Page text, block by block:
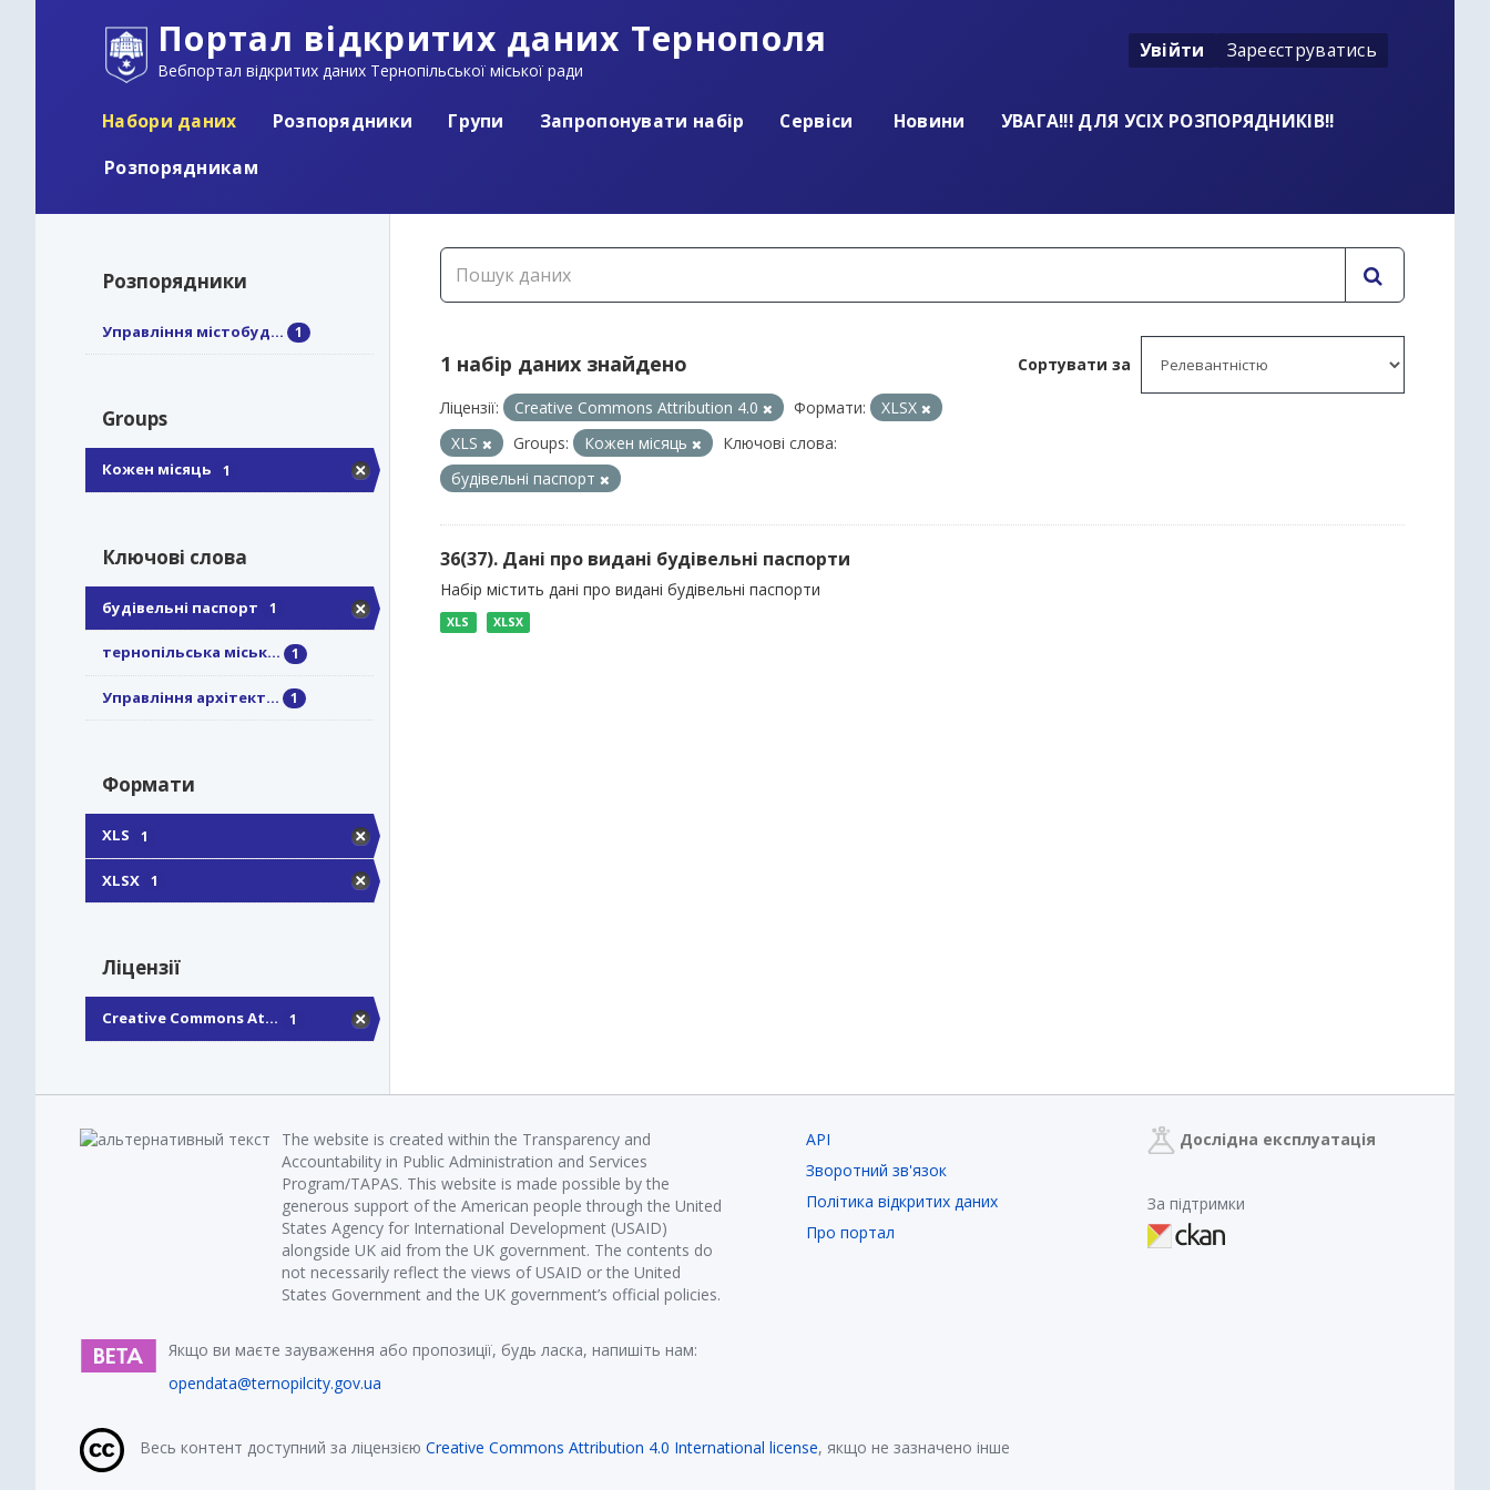
Портал відкритих даних Тернополя
Вебпортал відкритих даних Тернопільської міської ради
Увійти Зареєструватись
Набори даних Розпорядники Групи Запропонувати набір Сервіси Новини
УВАГА!!! ДЛЯ УСІХ РОЗПОРЯДНИКІВ!!
Розпорядникам
Розпорядники
Управління містобуд... 1
Groups
Кожен місяць 1
Ключові слова
будівельні паспорт 1
тернопільська міськ... 1
Управління архітект... 1
Формати
XLS 1
XLSX 1
Ліцензії
Creative Commons At... 1
Сортувати за
1 набір даних знайдено
Ліцензії: Creative Commons Attribution 4.0 Формати:
XLSX
XLS
Groups: Кожен місяць
Ключові слова:
будівельні паспорт
36(37). Дані про видані будівельні паспорти
Набір містить дані про видані будівельні паспорти
XLS XLSX
The website is created within the Transparency and
Accountability in Public Administration and Services
Program/TAPAS. This website is made possible by the
generous support of the American people through the United
States Agency for International Development (USAID)
alongside UK aid from the UK government. The contents do
not necessarily reflect the views of USAID or the United
States Government and the UK government’s official policies.
Якщо ви маєте зауваження або пропозиції, будь ласка, напишіть нам:
opendata@ternopilcity.gov.ua
API
Зворотний зв'язок
Політика відкритих даних
Про портал
Дослідна експлуатація
За підтримки
Весь контент доступний за ліцензією Creative Commons Attribution 4.0 International license, якщо не зазначено інше